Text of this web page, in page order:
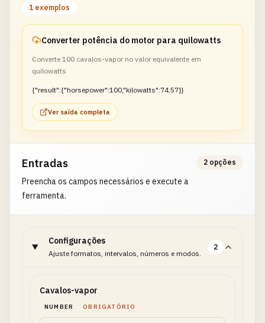
1 exemplos
Converter potência do motor para quilowatts
Converte 100 cavalos-vapor no valor equivalente em
quilowatts
{"result":{"horsepower":100,"kilowatts":74.57}}
Ver saída completa
Entradas
Preencha os campos necessários e execute a
ferramenta.
2 opções
Configurações
Ajuste formatos, intervalos, números e modos.
2
Cavalos-vapor
NUMBER OBRIGATÓRIO